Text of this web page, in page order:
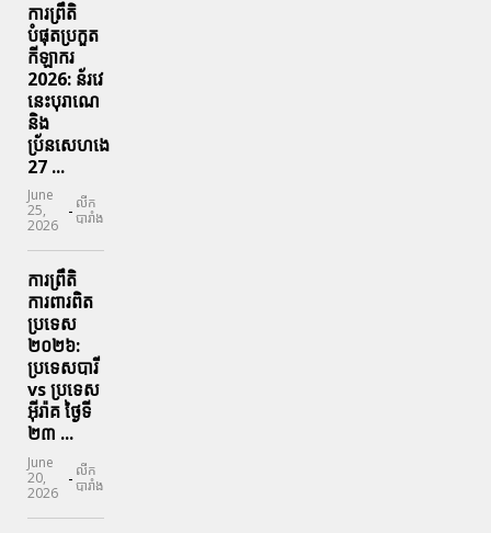
ការព្រឹតិ
បំផុតប្រកួត
កីឡាករ
2026: ន័រវេ
នេះបុរាណេ
និង
ប្រ័នសេហងេ
27 ...
June
25,
2026
- លីក
បារាំង
ការព្រឹតិ
ការពារ​ពិត
ប្រទេស
២០២៦:
ប្រទេសបារី
vs ប្រទេស
អ៊ីរ៉ាគ ថ្ងៃទី​
២៣ ...
June
20,
2026
- លីក
បារាំង